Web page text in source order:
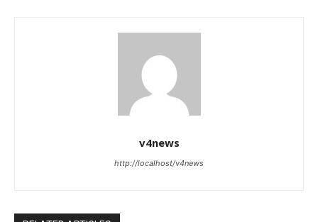
v4news
http://localhost/v4news